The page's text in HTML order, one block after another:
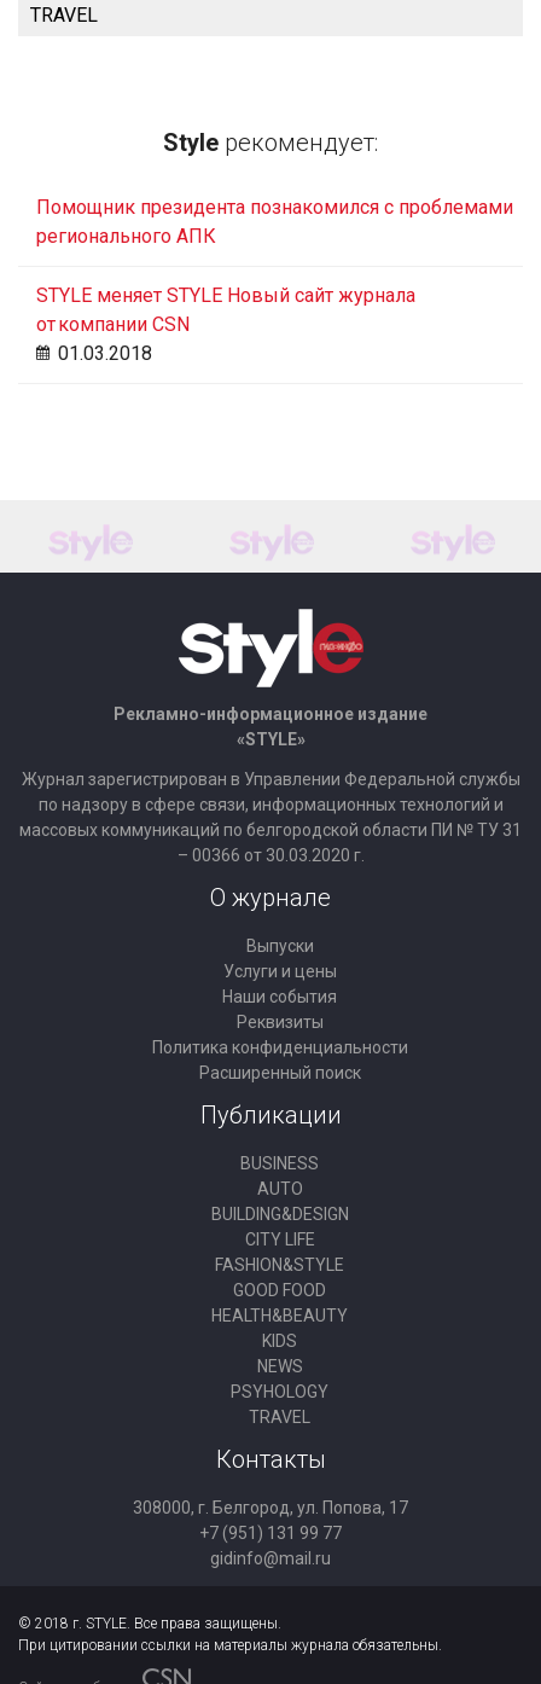
TRAVEL
Style рекомендует:
Помощник президента познакомился с проблемами
регионального АПК
STYLE меняет STYLE Новый сайт журнала
от компании CSN
01.03.2018
Рекламно-информационное издание
«STYLE»
Журнал зарегистрирован в Управлении Федеральной службы
по надзору в сфере связи, информационных технологий и
массовых коммуникаций по белгородской области ПИ № ТУ 31
– 00366 от 30.03.2020 г.
О журнале
Выпуски
Услуги и цены
Наши события
Реквизиты
Политика конфиденциальности
Расширенный поиск
Публикации
BUSINESS
AUTO
BUILDING&DESIGN
CITY LIFE
FASHION&STYLE
GOOD FOOD
HEALTH&BEAUTY
KIDS
NEWS
PSYHOLOGY
TRAVEL
Контакты
308000, г. Белгород, ул. Попова, 17
+7 (951) 131 99 77
gidinfo@mail.ru
© 2018 г. STYLE. Все права защищены.
При цитировании ссылки на материалы журнала обязательны.